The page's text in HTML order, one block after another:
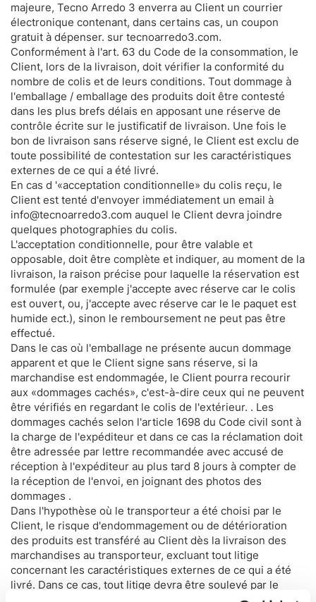
majeure, Tecno Arredo 3 enverra au Client un courrier
électronique contenant, dans certains cas, un coupon
gratuit à dépenser. sur tecnoarredo3.com.
Conformément à l'art. 63 du Code de la consommation, le
Client, lors de la livraison, doit vérifier la conformité du
nombre de colis et de leurs conditions. Tout dommage à
l'emballage / emballage des produits doit être contesté
dans les plus brefs délais en apposant une réserve de
contrôle écrite sur le justificatif de livraison. Une fois le
bon de livraison sans réserve signé, le Client est exclu de
toute possibilité de contestation sur les caractéristiques
externes de ce qui a été livré.
En cas d '«acceptation conditionnelle» du colis reçu, le
Client est tenté d'envoyer immédiatement un email à
info@tecnoarredo3.com auquel le Client devra joindre
quelques photographies du colis.
L'acceptation conditionnelle, pour être valable et
opposable, doit être complète et indiquer, au moment de la
livraison, la raison précise pour laquelle la réservation est
formulée (par exemple j'accepte avec réserve car le colis
est ouvert, ou, j'accepte avec réserve car le le paquet est
humide ect.), sinon le remboursement ne peut pas être
effectué.
Dans le cas où l'emballage ne présente aucun dommage
apparent et que le Client signe sans réserve, si la
marchandise est endommagée, le Client pourra recourir
aux «dommages cachés», c'est-à-dire ceux qui ne peuvent
être vérifiés en regardant le colis de l'extérieur. . Les
dommages cachés selon l'article 1698 du Code civil sont à
la charge de l'expéditeur et dans ce cas la réclamation doit
être adressée par lettre recommandée avec accusé de
réception à l'expéditeur au plus tard 8 jours à compter de
la réception de l'envoi, en joignant des photos des
dommages .
Dans l'hypothèse où le transporteur a été choisi par le
Client, le risque d'endommagement ou de détérioration
des produits est transféré au Client dès la livraison des
marchandises au transporteur, excluant tout litige
concernant les caractéristiques externes de ce qui a été
livré. Dans ce cas, tout litige devra être soulevé par le